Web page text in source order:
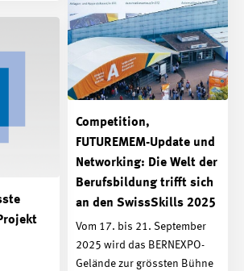
Competition,
FUTUREMEM-Update und
Networking: Die Welt der
Berufsbildung trifft sich
an den SwissSkills 2025
Vom 17. bis 21. September
2025 wird das BERNEXPO-
Gelände zur grössten Bühne